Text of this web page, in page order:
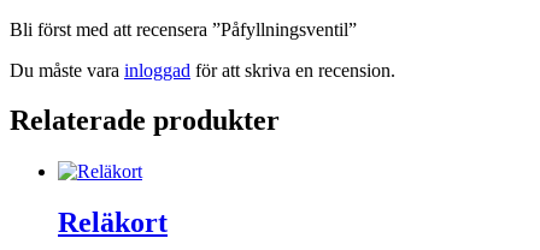
Bli först med att recensera ”Påfyllningsventil”
Du måste vara inloggad för att skriva en recension.
Relaterade produkter
Reläkort